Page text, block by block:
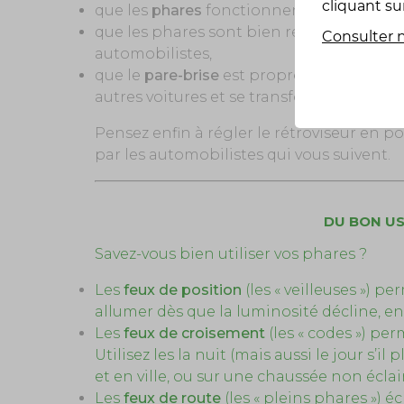
que les phares fonctionnent
que les phares sont bien réglés en
automobilistes,
que le pare-briseest propre : un pare-
autres voitures et se transformera en «
Pensez enfin à régler le rétroviseur en
par les automobilistes qui vous suivent.
DU BON
Savez-vous bien utiliser vos phares ?
Les feux de position (les « veilleuses »)
allumer dès que la luminosité décline,
Les feux de croisement(les « codes »)
Utilisez les la nuit (mais aussi le jour s’il
et en ville, ou sur une chaussée non
Les feux de route(les « pleins phares »)
cliquant
Consulter